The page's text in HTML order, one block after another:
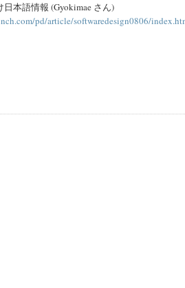
日本語情報 (Gyokimae さん)
pd/article/softwaredesign0806/